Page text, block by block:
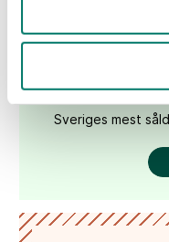
Bouchard
Sveriges mest